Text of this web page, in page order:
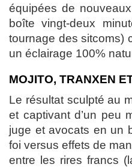
équipées de
boîte vingt-deux
tournage des sitcoms)
un éclairage 100%
MOJITO, TRANXEN
Le résultat sculpté au
et captivant d’un peu
juge et avocats en un
foi versus effets de
entre les rires francs